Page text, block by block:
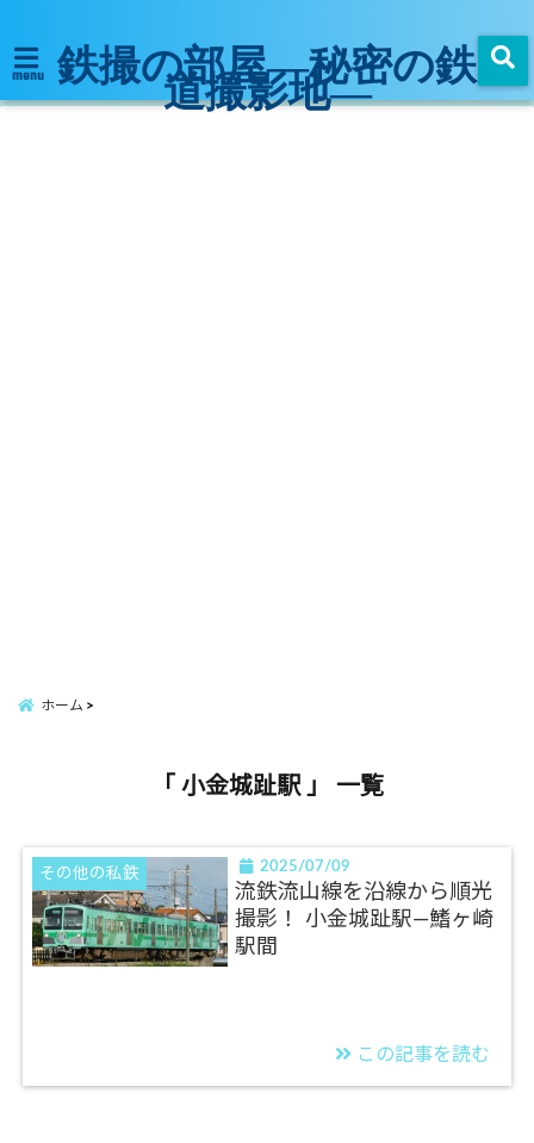
menu 鉄撮の部屋―秘密の鉄
道撮影地―
ホーム
「 小金城趾駅 」 一覧
その他の私鉄 2025/07/09
流鉄流山線を沿線から順光
撮影！ 小金城趾駅―鰭ヶ崎
駅間
この記事を読む